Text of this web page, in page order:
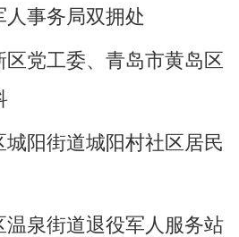
人事务局双拥处
区党工委、青岛市黄岛区
城阳街道城阳村社区居民
温泉街道退役军人服务站